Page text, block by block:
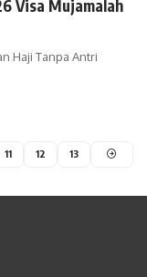
Visa Mujamalah
Haji Tanpa Antri
11 12 13